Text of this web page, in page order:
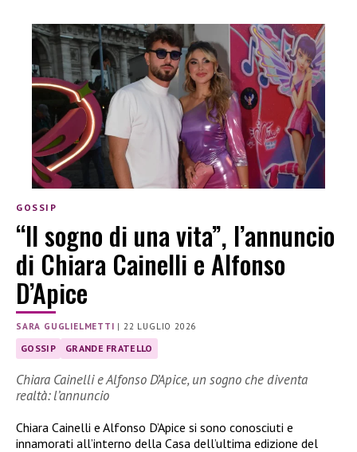
GOSSIP
“Il sogno di una vita”, l’annuncio
di Chiara Cainelli e Alfonso
D’Apice
SARA GUGLIELMETTI | 22 LUGLIO 2026
GOSSIP GRANDE FRATELLO
Chiara Cainelli e Alfonso D’Apice, un sogno che diventa
realtà: l’annuncio
Chiara Cainelli e Alfonso D’Apice si sono conosciuti e
innamorati all’interno della Casa dell’ultima edizione del